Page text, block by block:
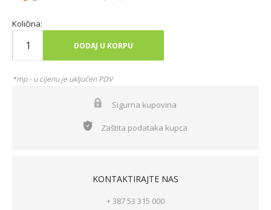
Količina:
DODAJ U KORPU
*mp - u cijenu je uključen PDV
Sigurna kupovina
Zaštita podataka kupca
KONTAKTIRAJTE NAS
+ 387 53 315 000